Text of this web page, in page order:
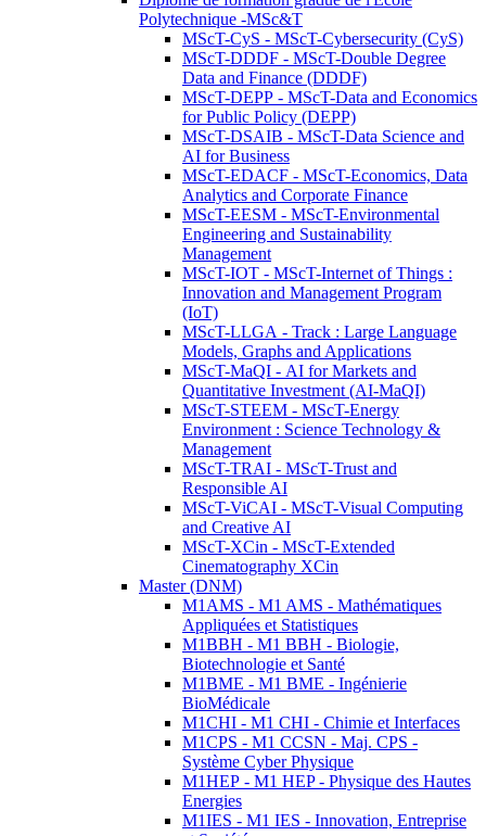
Polytechnique -MSc&T
MScT-CyS - MScT-Cybersecurity (CyS)
MScT-DDDF - MScT-Double Degree
Data and Finance (DDDF)
MScT-DEPP - MScT-Data and Economics
for Public Policy (DEPP)
MScT-DSAIB - MScT-Data Science and
AI for Business
MScT-EDACF - MScT-Economics, Data
Analytics and Corporate Finance
MScT-EESM - MScT-Environmental
Engineering and Sustainability
Management
MScT-IOT - MScT-Internet of Things :
Innovation and Management Program
(IoT)
MScT-LLGA - Track : Large Language
Models, Graphs and Applications
MScT-MaQI - AI for Markets and
Quantitative Investment (AI-MaQI)
MScT-STEEM - MScT-Energy
Environment : Science Technology &
Management
MScT-TRAI - MScT-Trust and
Responsible AI
MScT-ViCAI - MScT-Visual Computing
and Creative AI
MScT-XCin - MScT-Extended
Cinematography XCin
Master (DNM)
M1AMS - M1 AMS - Mathématiques
Appliquées et Statistiques
M1BBH - M1 BBH - Biologie,
Biotechnologie et Santé
M1BME - M1 BME - Ingénierie
BioMédicale
M1CHI - M1 CHI - Chimie et Interfaces
M1CPS - M1 CCSN - Maj. CPS -
Système Cyber Physique
M1HEP - M1 HEP - Physique des Hautes
Energies
M1IES - M1 IES - Innovation, Entreprise